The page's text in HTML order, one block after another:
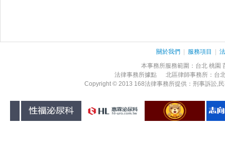
關於我們 服務項目
本事務所服務範圍：台北 桃園
法律事務所據點 北區律師事務所：台
Copyright © 2013 168法律事務所提供：刑事訴訟